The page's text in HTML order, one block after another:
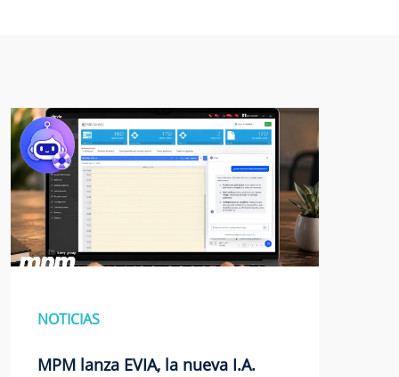
NOTICIAS
MPM lanza EVIA, la nueva I.A.